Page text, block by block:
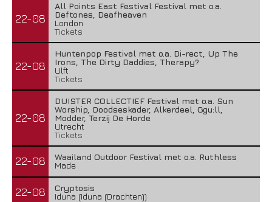
22-08
All Points East Festival Festival met o.a.
Deftones, Deafheaven
London
Tickets
22-08
Huntenpop Festival met o.a. Di-rect, Up The
Irons, The Dirty Daddies, Therapy?
Ulft
Tickets
22-08
DUISTER COLLECTIEF Festival met o.a. Sun
Worship, Doodseskader, Alkerdeel, Ggu:ll,
Modder, Terzij De Horde
Utrecht
Tickets
22-08
Waailand Outdoor Festival met o.a. Ruthless
Made
22-08
Cryptosis
Iduna (Iduna (Drachten))